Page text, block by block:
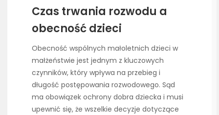
Czas trwania rozwodu a
obecność dzieci
Obecność wspólnych małoletnich dzieci w
małżeństwie jest jednym z kluczowych
czynników, który wpływa na przebieg i
długość postępowania rozwodowego. Sąd
ma obowiązek ochrony dobra dziecka i musi
upewnić się, że wszelkie decyzje dotyczące